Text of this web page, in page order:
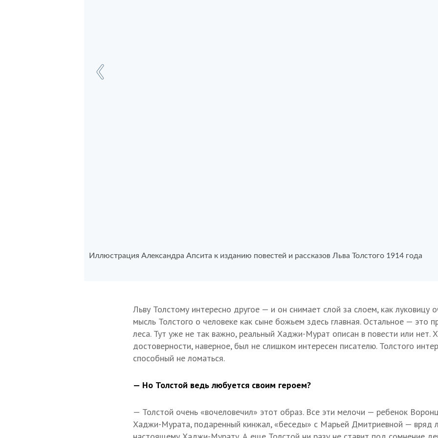
Иллюстрация Александра Апсита к изданию повестей и рассказов Льва Толстого 1914 года
Льву Толстому интересно другое — и он снимает слой за слоем, как луковицу
мысль Толстого о человеке как сыне божьем здесь главная. Остальное — это
леса. Тут уже не так важно, реальный Хаджи-Мурат описан в повести или нет.
достоверности, наверное, был не слишком интересен писателю. Толстого
способный не ломаться.
— Но Толстой ведь любуется своим героем?
— Толстой очень «вочеловечил» этот образ. Все эти мелочи — ребенок
Хаджи-Мурата, подаренный кинжал, «беседы» с Марьей Дмитриевной — вряд